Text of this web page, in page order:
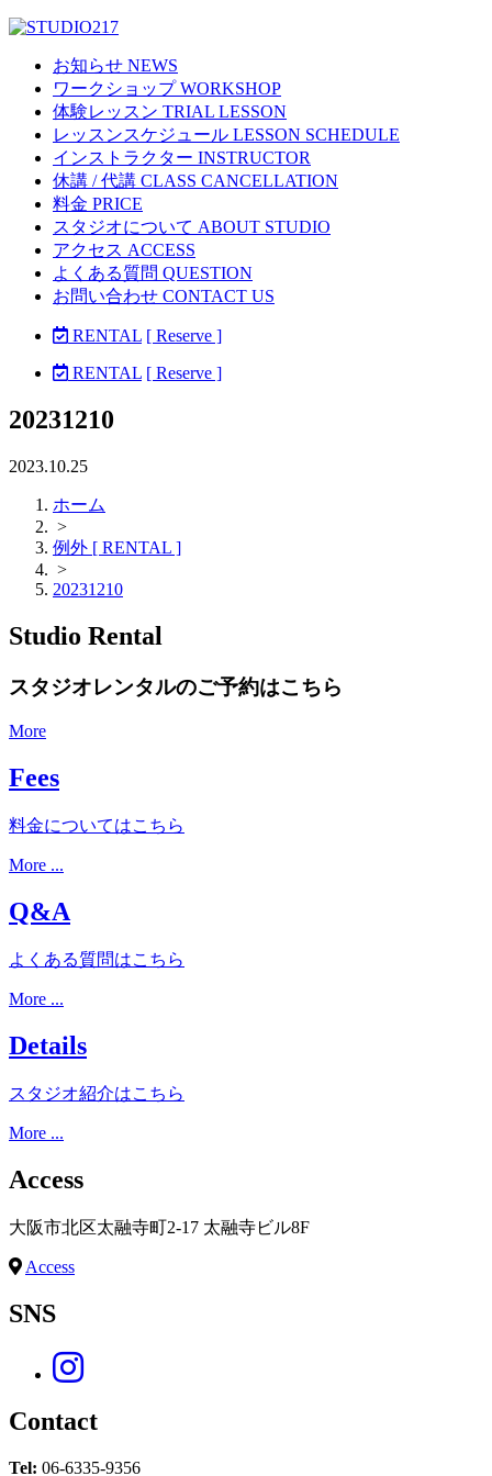
お知らせ NEWS
ワークショップ WORKSHOP
体験レッスン TRIAL LESSON
レッスンスケジュール LESSON SCHEDULE
インストラクター INSTRUCTOR
休講 / 代講 CLASS CANCELLATION
料金 PRICE
スタジオについて ABOUT STUDIO
アクセス ACCESS
よくある質問 QUESTION
お問い合わせ CONTACT US
RENTAL [ Reserve ]
RENTAL [ Reserve ]
20231210
2023.10.25
ホーム
>
例外 [ RENTAL ]
>
20231210
Studio Rental
スタジオレンタルのご予約はこちら
More
Fees
料金についてはこちら
More ...
Q&A
よくある質問はこちら
More ...
Details
スタジオ紹介はこちら
More ...
Access
大阪市北区太融寺町2-17 太融寺ビル8F
Access
SNS
Contact
Tel: 06-6335-9356